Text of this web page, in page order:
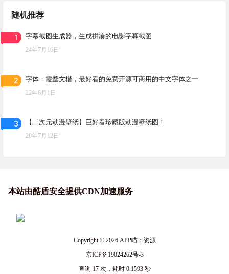
随机推荐
1 字幕截图生成器，生成拼凑的电影字幕截图
24年7月16日
2 字体：霞鹜文楷，最好看的免费开源可商用的中文字体之一
22年6月1日
3 【二次元动漫壁纸】巨好看珍藏版动漫壁纸图！
20年7月12日
本站由酷盾安全提供CDN加速服务
Copyright © 2026APP喵：资源
京ICP备19024262号-3
查询 17 次，耗时 0.1593 秒